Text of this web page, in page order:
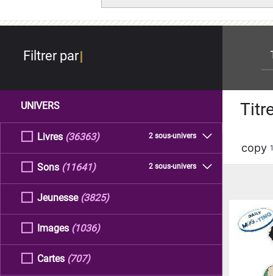
Filtrer par
UNIVERS
Livres 2 sous-univers
(36363)
Sons 2 sous-univers
(11641)
Jeunesse (3825)
Images (1036)
Cartes (707)
copy